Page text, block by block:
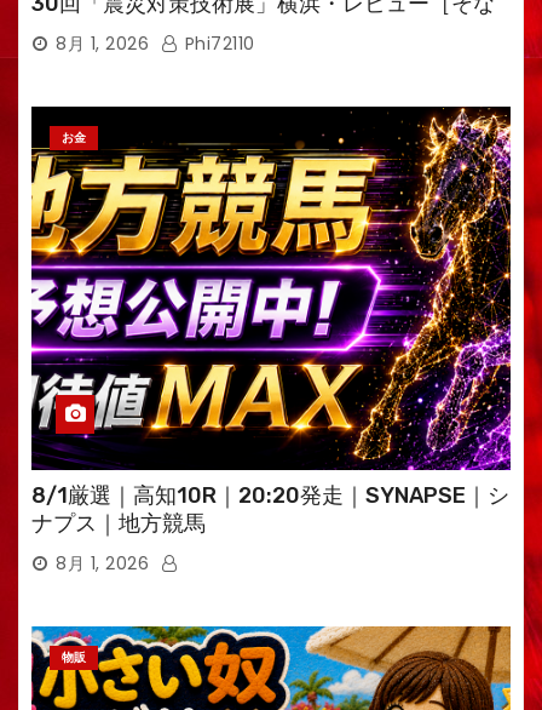
えるTV・高荷智也］
8月 1, 2026 Phi72110
お金
8/1厳選｜高知10R｜20:20発走｜SYNAPSE｜シ
ナプス｜地方競馬
8月 1, 2026
物販